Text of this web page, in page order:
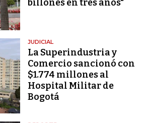
billones en tres años"
JUDICIAL
La Superindustria y
Comercio sancionó con
$1.774 millones al
Hospital Militar de
Bogotá